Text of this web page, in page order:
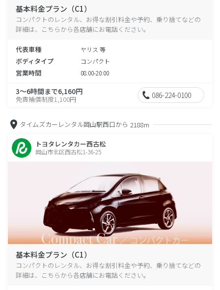
基本料金プラン（C1）
コンパクトのレンタル、お得な割引料金や予約、乗り捨てなどの
詳細は、こちらから各店舗にお電話ください。
代表車種 ヤリス 等
ボディタイプ コンパクト
営業時間 08:00-20:00
3～6時間まで6,160円
免責補償制度1,100円 086-224-0100
タイムズカーレンタル岡山駅西口から 2188m
トヨタレンタカー西古松
岡山市北区西古松1-36-25
基本料金プラン（C1）
コンパクトのレンタル、お得な割引料金や予約、乗り捨てなどの
詳細は、こちらから各店舗にお電話ください。